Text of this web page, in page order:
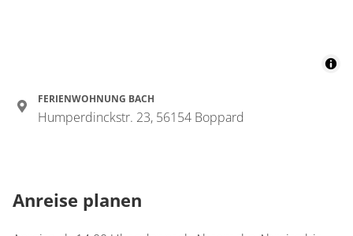
FERIENWOHNUNG BACH
Humperdinckstr. 23, 56154 Boppard
Anreise planen